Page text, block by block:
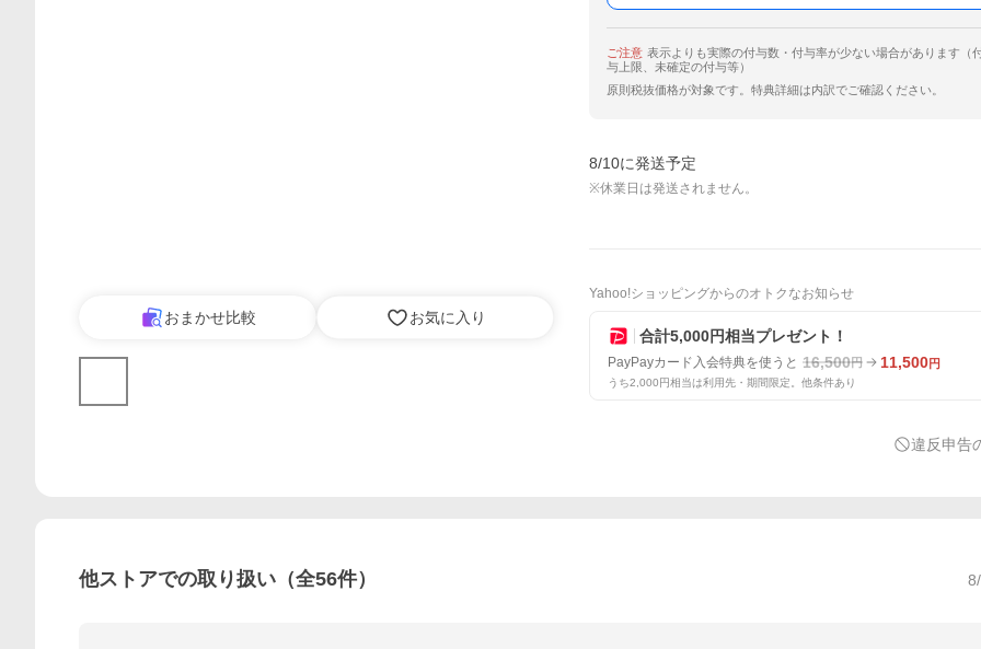
おまかせ比較 お気に入り
ご注意 表示よりも実際の付与数・付与率が少ない場合があります（
与上限、未確定の付与等）
原則税抜価格が対象です。特典詳細は内訳でご確認ください。
8/10に発送予定
※休業日は発送されません。
Yahoo!ショッピングからのオトクなお知らせ
合計5,000円相当プレゼント！
PayPayカード入会特典を使うと 16,500円 11,500円
うち2,000円相当は利用先・期間限定。他条件あり
違反申告
他ストアでの取り扱い（全56件）